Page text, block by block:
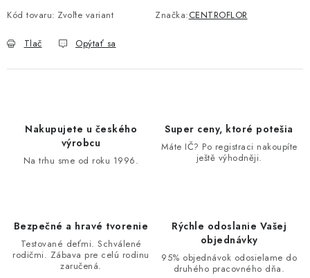
Kód tovaru: Zvoľte variant Značka:CENTROFLOR
Tlač Opýtať sa
Nakupujete u českého
výrobcu
Na trhu sme od roku 1996.
Super ceny, ktoré potešia
Máte IČ? Po registraci nakoupíte
ještě výhodněji.
Bezpečné a hravé tvorenie
Testované deťmi. Schválené
rodičmi. Zábava pre celú rodinu
zaručená.
Rýchle odoslanie Vašej
objednávky
95% objednávok odosielame do
druhého pracovného dňa.